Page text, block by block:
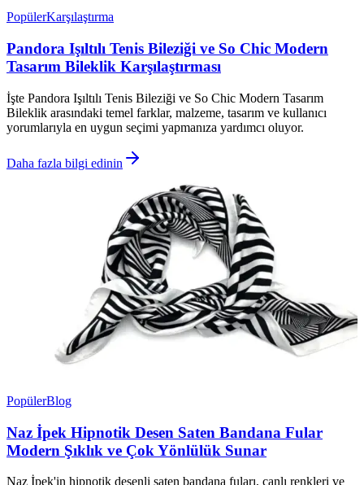
PopülerKarşılaştırma
Pandora Işıltılı Tenis Bileziği ve So Chic Modern
Tasarım Bileklik Karşılaştırması
İşte Pandora Işıltılı Tenis Bileziği ve So Chic Modern Tasarım
Bileklik arasındaki temel farklar, malzeme, tasarım ve kullanıcı
yorumlarıyla en uygun seçimi yapmanıza yardımcı oluyor.
Daha fazla bilgi edinin
PopülerBlog
Naz İpek Hipnotik Desen Saten Bandana Fular
Modern Şıklık ve Çok Yönlülük Sunar
Naz İpek'in hipnotik desenli saten bandana fuları, canlı renkleri ve